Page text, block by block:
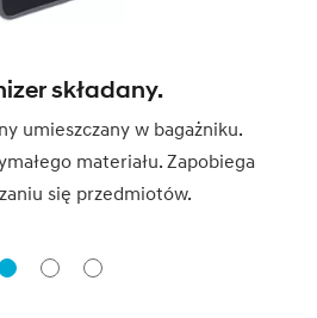
składany.
umieszczany w bagażniku.
materiału. Zapobiega
się przedmiotów.